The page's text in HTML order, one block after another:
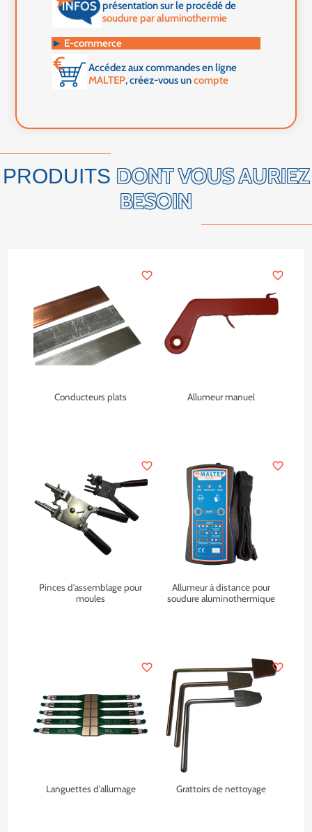
présentation sur le procédé de
soudure par aluminothermie
► E-commerce
Accédez aux commandes en ligne
MALTEP, créez-vous uncompte
PRODUITS DONT VOUS AURIEZ
BESOIN
Conducteurs plats
favorite_border
Allumeur manuel
favorite_border
Pinces d'assemblage pour
moules
favorite_border
Allumeur à distance pour
soudure aluminothermique
favorite_border
Languettes d'allumage
favorite_border
Grattoirs de nettoyage
favorite_border